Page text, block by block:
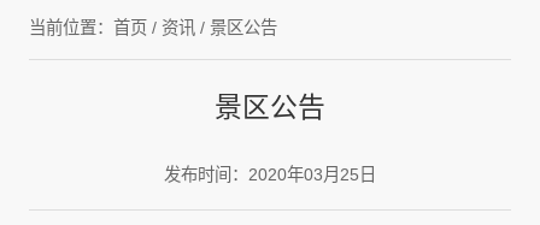
当前位置： 首页 / 资讯 / 景区公告
景区公告
发布时间：2020年03月25日